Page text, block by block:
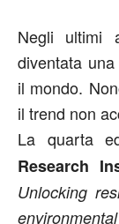
Negli ultimi
diventata
il mondo.
il trend non
La quarta
Research
Unlocking